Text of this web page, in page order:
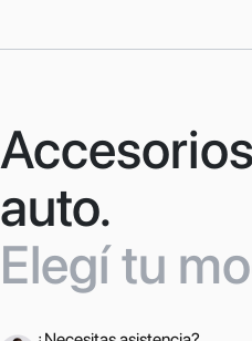
auto.
Elegí tu